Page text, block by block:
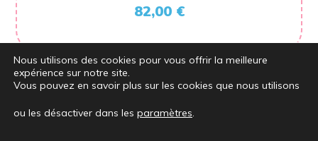
82,00 €
Nous utilisons des cookies pour vous offrir la meilleure
expérience sur notre site.
Vous pouvez en savoir plus sur les cookies que nous utilisons
ou les désactiver dans les paramètres.